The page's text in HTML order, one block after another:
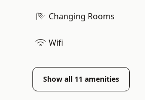
Changing Rooms
Wifi
Show all 11 amenities